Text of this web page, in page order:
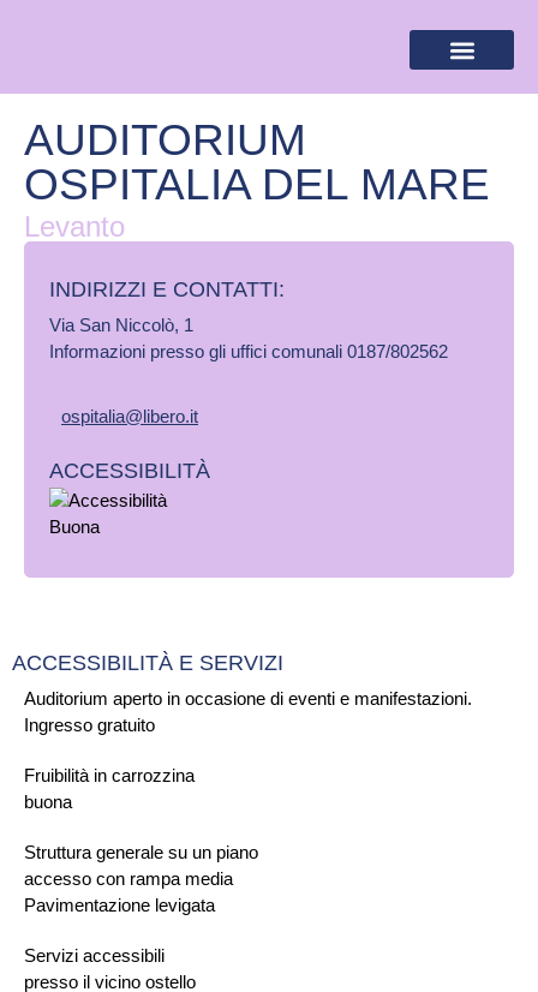
AUDITORIUM
OSPITALIA DEL MARE
Levanto
INDIRIZZI E CONTATTI:​
Via San Niccolò, 1
Informazioni presso gli uffici comunali 0187/802562
ospitalia@libero.it
ACCESSIBILITÀ
Auditorium aperto in occasione di eventi e manifestazioni.
Ingresso gratuito
Fruibilità in carrozzina
buona
Struttura generale su un piano
accesso con rampa media
Pavimentazione levigata
Servizi accessibili
presso il vicino ostello
ACCESSIBILITÀ E SERVIZI